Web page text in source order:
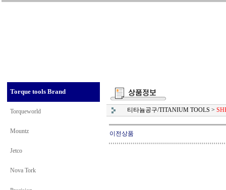
Torque tools Brand
Torqueworld
Mountz
Jetco
Nova Tork
티타늄공구/TITANIUM TOOLS >
이전상품